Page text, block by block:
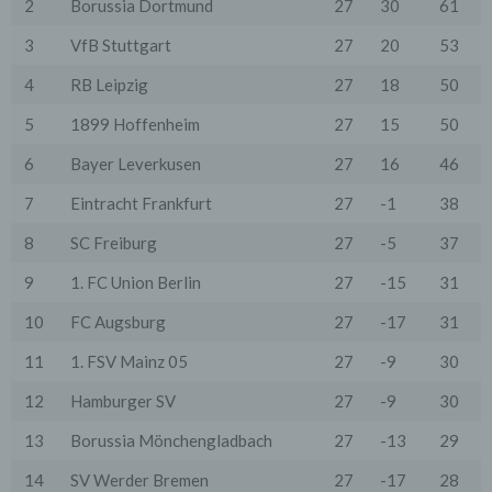
2
Borussia Dortmund 27 30
61
3
VfB Stuttgart 27 20
53
4
RB Leipzig 27 18
50
5
1899 Hoffenheim 27 15
50
6
Bayer Leverkusen 27 16
46
7
Eintracht Frankfurt 27 -1
38
8
SC Freiburg 27 -5
37
9
1. FC Union Berlin 27 -15
31
10
FC Augsburg 27 -17
31
11
1. FSV Mainz 05 27 -9
30
12
Hamburger SV 27 -9
30
13
Borussia Mönchengladbach 27 -13
29
14
SV Werder Bremen 27 -17
28
dass ein Datentransfer in die Sitzstaaten der Dritt-
Drittstaaten erfolgt entweder auf Grundlage einer
oder spezieller Vertragsklauseln, die eine gesetzlich
Die personenbezogenen Daten werden, neben den
ausdrücklich in dieser Datenschutzerklärung
genannten Verwendung, für die folgenden Zwecke auf
Grundlage gesetzlicher Erlaubnisse oder
- Die Zurverfügungstellung, Ausführung, Pflege,
und Nutzerleistungen;
und technischen Supports.
Wir übermitteln die Daten der Nutzer an Dritte nur,
an einen Zahlungsdienstleister) oder für andere
vertraglichen Verpflichtungen gegenüber den Nutzern
zu erfüllen (z.B. Adressmitteilung an Lieferanten).